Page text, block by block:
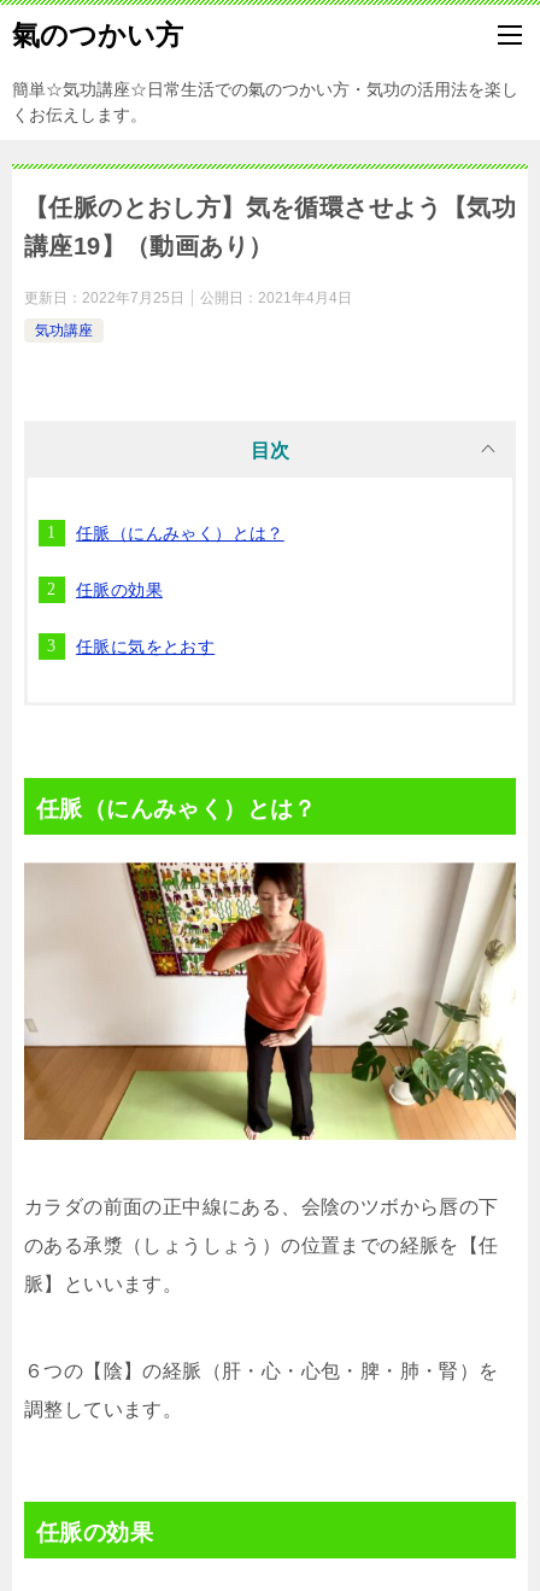
氣のつかい方
簡単☆気功講座☆日常生活での氣のつかい方・気功の活用法を楽し
くお伝えします。
【任脈のとおし方】気を循環させよう【気功
講座19】（動画あり）
更新日： 2022年7月25日 公開日： 2021年4月4日
気功講座
目次
任脈（にんみゃく）とは？
任脈の効果
任脈に気をとおす
任脈（にんみゃく）とは？
カラダの前面の正中線にある、会陰のツボから唇の下
のある承漿（しょうしょう）の位置までの経脈を【任
脈】といいます。
６つの【陰】の経脈（肝・心・心包・脾・肺・腎）を
調整しています。
任脈の効果